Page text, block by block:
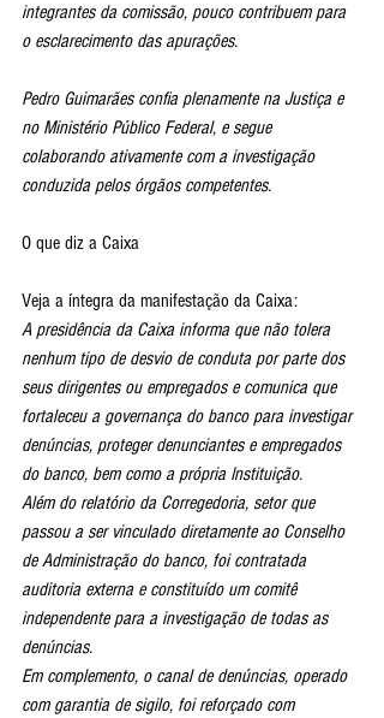
integrantes da comissão, pouco contribuem para
o esclarecimento das apurações.
Pedro Guimarães confia plenamente na Justiça e
no Ministério Público Federal, e segue
colaborando ativamente com a investigação
conduzida pelos órgãos competentes.
O que diz a Caixa
Veja a íntegra da manifestação da Caixa:
A presidência da Caixa informa que não tolera
nenhum tipo de desvio de conduta por parte dos
seus dirigentes ou empregados e comunica que
fortaleceu a governança do banco para investigar
denúncias, proteger denunciantes e empregados
do banco, bem como a própria Instituição.
Além do relatório da Corregedoria, setor que
passou a ser vinculado diretamente ao Conselho
de Administração do banco, foi contratada
auditoria externa e constituído um comitê
independente para a investigação de todas as
denúncias.
Em complemento, o canal de denúncias, operado
com garantia de sigilo, foi reforçado com